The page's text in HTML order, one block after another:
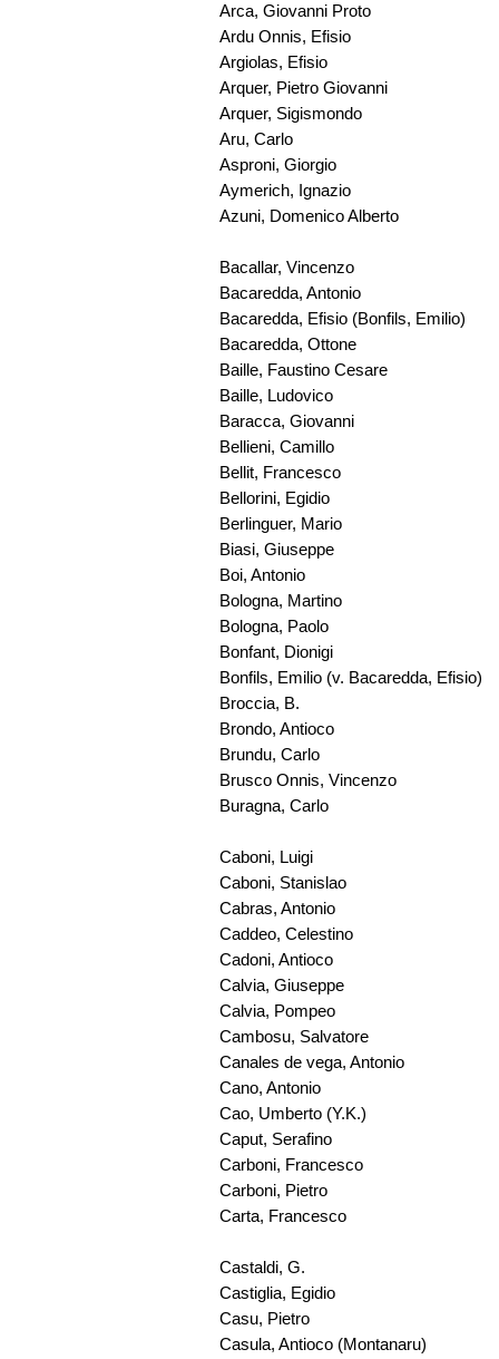
Arca, Giovanni Proto
Ardu Onnis, Efisio
Argiolas, Efisio
Arquer, Pietro Giovanni
Arquer, Sigismondo
Aru, Carlo
Asproni, Giorgio
Aymerich, Ignazio
Azuni, Domenico Alberto
Bacallar, Vincenzo
Bacaredda, Antonio
Bacaredda, Efisio (Bonfils, Emilio)
Bacaredda, Ottone
Baille, Faustino Cesare
Baille, Ludovico
Baracca, Giovanni
Bellieni, Camillo
Bellit, Francesco
Bellorini, Egidio
Berlinguer, Mario
Biasi, Giuseppe
Boi, Antonio
Bologna, Martino
Bologna, Paolo
Bonfant, Dionigi
Bonfils, Emilio (v. Bacaredda, Efisio)
Broccia, B.
Brondo, Antioco
Brundu, Carlo
Brusco Onnis, Vincenzo
Buragna, Carlo
Caboni, Luigi
Caboni, Stanislao
Cabras, Antonio
Caddeo, Celestino
Cadoni, Antioco
Calvia, Giuseppe
Calvia, Pompeo
Cambosu, Salvatore
Canales de vega, Antonio
Cano, Antonio
Cao, Umberto (Y.K.)
Caput, Serafino
Carboni, Francesco
Carboni, Pietro
Carta, Francesco
Castaldi, G.
Castiglia, Egidio
Casu, Pietro
Casula, Antioco (Montanaru)